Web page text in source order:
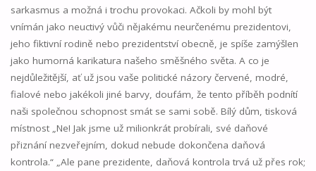
sarkasmus a možná i trochu provokaci. Ačkoli by mohl být
vnímán jako neuctivý vůči nějakému neurčenému prezidentovi,
jeho fiktivní rodině nebo prezidentství obecně, je spíše zamýšlen
jako humorná karikatura našeho směšného světa. A co je
nejdůležitější, ať už jsou vaše politické názory červené, modré,
fialové nebo jakékoli jiné barvy, doufám, že tento příběh podnítí
naši společnou schopnost smát se sami sobě. Bílý dům, tisková
místnost „Ne! Jak jsme už milionkrát probírali, své daňové
přiznání nezveřejním, dokud nebude dokončena daňová
kontrola.“ „Ale pane prezidente, daňová kontrola trvá už přes rok;